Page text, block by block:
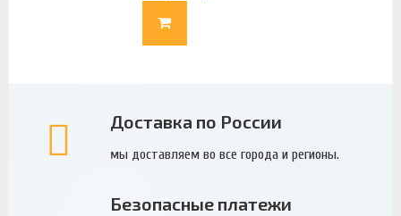
Доставка по России
мы доставляем во все города и регионы.
Безопасные платежи